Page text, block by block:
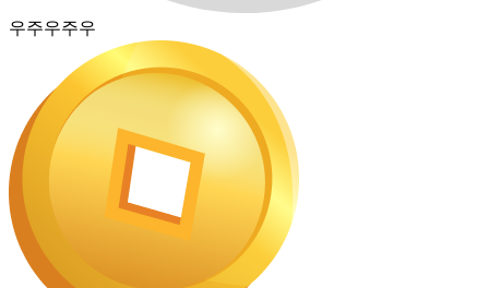
우주우주우